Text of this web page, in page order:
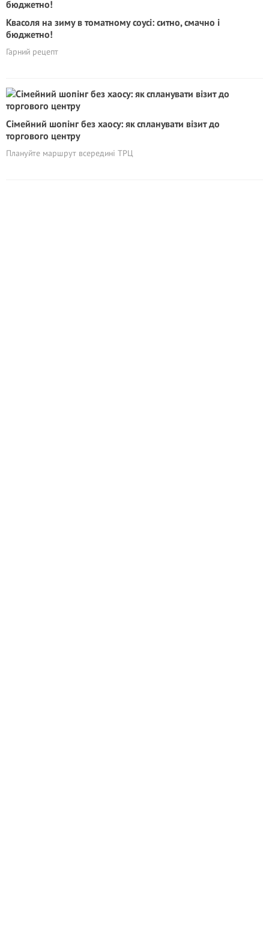
Квасоля на зиму в томатному соусі: ситно, смачно і
бюджетно!
Гарний рецепт
Сімейний шопінг без хаосу: як спланувати візит до
торгового центру
Плануйте маршрут всередині ТРЦ